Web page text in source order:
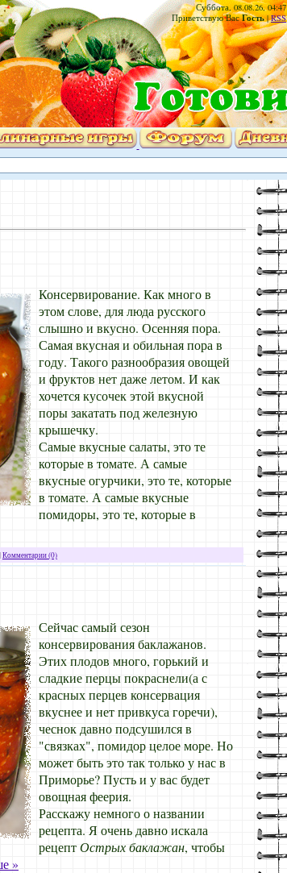
Суббота, 08.08.26, 04:47
Приветствую Вас Гость|RSS
Консервирование. Как много в
этом слове, для люда русского
слышно и вкусно. Осенняя пора.
Самая вкусная и обильная пора в
году. Такого разнообразия овощей
и фруктов нет даже летом. И как
хочется кусочек этой вкусной
поры закатать под железную
крышечку.
Самые вкусные салаты, это те
которые в томате. А самые
вкусные огурчики, это те, которые
в томате. А самые вкусные
помидоры, это те, которые в
Комментарии (0)
Сейчас самый сезон
консервирования баклажанов.
Этих плодов много, горький и
сладкие перцы покраснели(а с
красных перцев консервация
вкуснее и нет привкуса горечи),
чеснок давно подсушился в
"связках", помидор целое море. Но
может быть это так только у нас в
Приморье? Пусть и у вас будет
овощная феерия.
Расскажу немного о названии
рецепта. Я очень давно искала
рецептОстрых баклажан, чтобы
»